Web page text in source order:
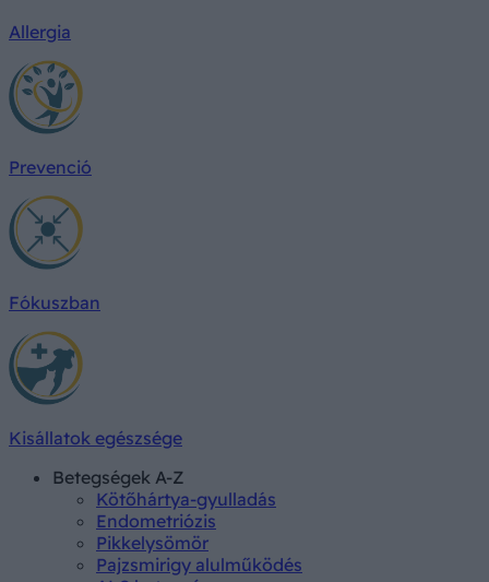
Allergia
Prevenció
Fókuszban
Kisállatok egészsége
Betegségek A-Z
Kötőhártya-gyulladás
Endometriózis
Pikkelysömör
Pajzsmirigy alulműködés